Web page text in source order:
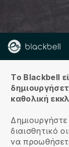
Το Blackbell
καθολική
διαισθητικό
να